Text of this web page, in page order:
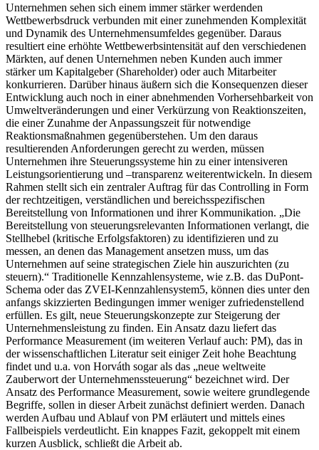
Unternehmen sehen sich einem immer stärker werdenden
Wettbewerbsdruck verbunden mit einer zunehmenden Komplexität
und Dynamik des Unternehmensumfeldes gegenüber. Daraus
resultiert eine erhöhte Wettbewerbsintensität auf den verschiedenen
Märkten, auf denen Unternehmen neben Kunden auch immer
stärker um Kapitalgeber (Shareholder) oder auch Mitarbeiter
konkurrieren. Darüber hinaus äußern sich die Konsequenzen dieser
Entwicklung auch noch in einer abnehmenden Vorhersehbarkeit von
Umweltveränderungen und einer Verkürzung von Reaktionszeiten,
die einer Zunahme der Anpassungszeit für notwendige
Reaktionsmaßnahmen gegenüberstehen. Um den daraus
resultierenden Anforderungen gerecht zu werden, müssen
Unternehmen ihre Steuerungssysteme hin zu einer intensiveren
Leistungsorientierung und –transparenz weiterentwickeln. In diesem
Rahmen stellt sich ein zentraler Auftrag für das Controlling in Form
der rechtzeitigen, verständlichen und bereichsspezifischen
Bereitstellung von Informationen und ihrer Kommunikation. „Die
Bereitstellung von steuerungsrelevanten Informationen verlangt, die
Stellhebel (kritische Erfolgsfaktoren) zu identifizieren und zu
messen, an denen das Management ansetzen muss, um das
Unternehmen auf seine strategischen Ziele hin auszurichten (zu
steuern).“ Traditionelle Kennzahlensysteme, wie z.B. das DuPont-
Schema oder das ZVEI-Kennzahlensystem5, können dies unter den
anfangs skizzierten Bedingungen immer weniger zufriedenstellend
erfüllen. Es gilt, neue Steuerungskonzepte zur Steigerung der
Unternehmensleistung zu finden. Ein Ansatz dazu liefert das
Performance Measurement (im weiteren Verlauf auch: PM), das in
der wissenschaftlichen Literatur seit einiger Zeit hohe Beachtung
findet und u.a. von Horváth sogar als das „neue weltweite
Zauberwort der Unternehmenssteuerung“ bezeichnet wird. Der
Ansatz des Performance Measurement, sowie weitere grundlegende
Begriffe, sollen in dieser Arbeit zunächst definiert werden. Danach
werden Aufbau und Ablauf von PM erläutert und mittels eines
Fallbeispiels verdeutlicht. Ein knappes Fazit, gekoppelt mit einem
kurzen Ausblick, schließt die Arbeit ab.